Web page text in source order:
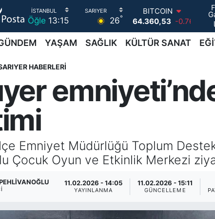
Öğle 13:15 26°
BITCOIN
64.360,53 -0.76
DOLAR
47,7143 0.16
64,2463 0.07
GRAM ALTIN
6574.81
1.44
YAŞAM SAĞLIK KÜLTÜR SANAT
HABERLERİ
Emniyet Müdürlüğü Toplum
Çocuk Oyun ve Etkinlik Merkezi
11.02.2026 - 14:05
YAYINLANMA
11.02.2026 - 15:11
GÜNCELLEME
Haritası
ve Fikstür